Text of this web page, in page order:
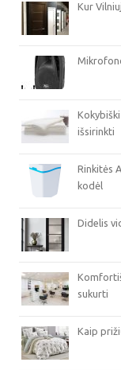
Kur
išsirinkti
Rinkitės
kodėl
Didelis
sukurti
Kaip